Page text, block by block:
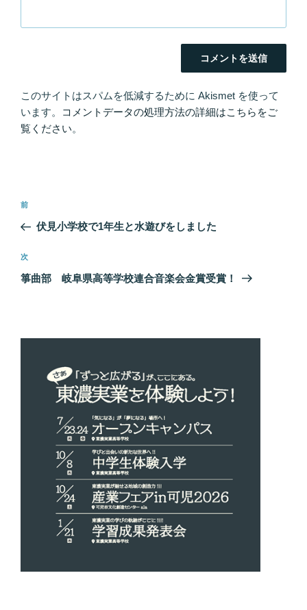
このサイトはスパムを低減するために Akismet を使って
います。
コメントデータの処理方法の詳細はこちらをご
覧ください。
投
ナ
ビ
ゲ
前
の
稿
前
伏見小学校で1年生と水遊びをしました
次
の
次
箏曲部 岐阜県高等学校連合音楽会金賞受賞！